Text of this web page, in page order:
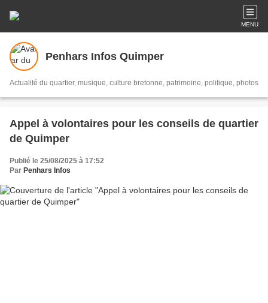
MENU
Penhars Infos Quimper
Actualité du quartier, musique, culture bretonne, patrimoine, politique, photos
Appel à volontaires pour les conseils de quartier
de Quimper
Publié le 25/08/2025 à 17:52
Par Penhars Infos